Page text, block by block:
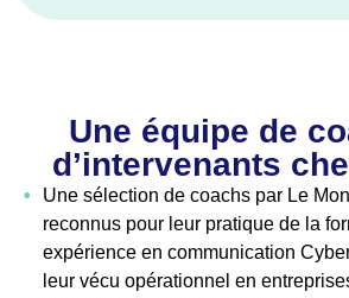
Une équipe de
d’intervenants
•
Une sélection de coachs par Le
reconnus pour leur pratique de la
expérience en communication
leur vécu opérationnel en